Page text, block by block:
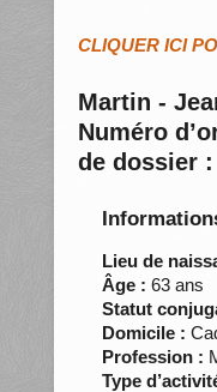
CLIQUER ICI
Martin -
Numéro
de dossier :
Lieu de
Âge : 63 ans
Statut
Domicile :
Profession :
Type